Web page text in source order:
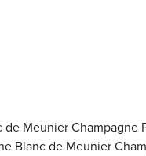
de Meunier Champagne
Blanc de Meunier